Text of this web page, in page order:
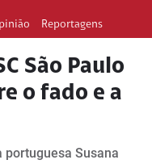
Reportagens
São Paulo
o fado e a
Susana